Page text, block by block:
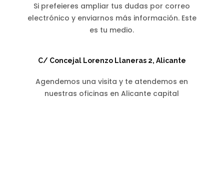
Si prefeieres ampliar tus dudas por correo
electrónico y enviarnos más información. Este
es tu medio.
C/ Concejal Lorenzo Llaneras 2, Alicante
Agendemos una visita y te atendemos en
nuestras oficinas en Alicante capital